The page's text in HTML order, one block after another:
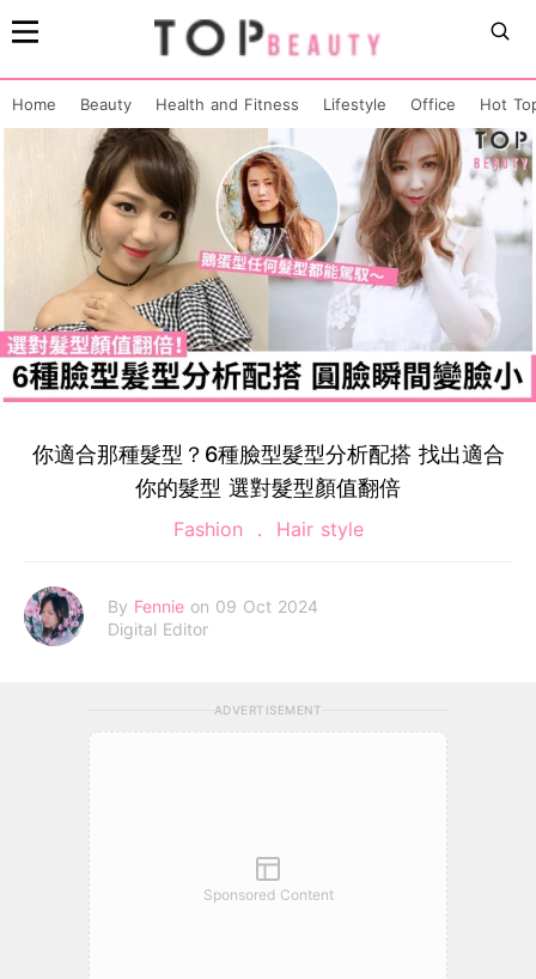
Home Beauty Health and Fitness Lifestyle Office Hot
你適合那種髮型？6種臉型髮型分析配搭 找出適合
你的髮型 選對髮型顏值翻倍
Fashion Hair style
By Fennie on 09 Oct 2024
Digital Editor
ADVERTISEMENT
Sponsored Content